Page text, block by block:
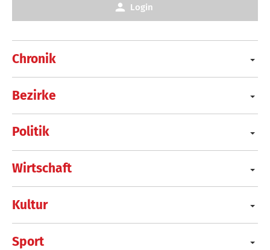
Chronik
Bezirke
Politik
Wirtschaft
Kultur
Sport
Login